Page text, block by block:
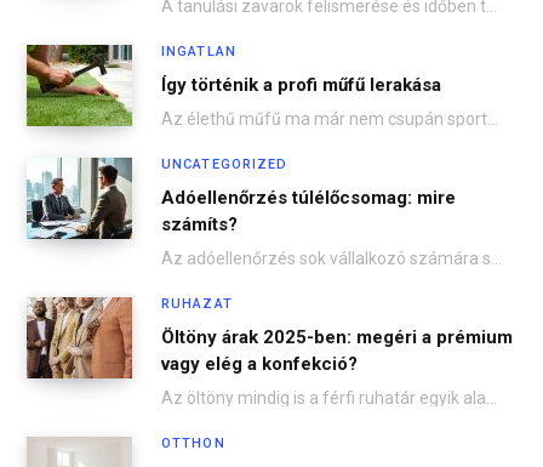
INGATLAN
Így történik a profi műfű lerakása
UNCATEGORIZED
Adóellenőrzés túlélőcsomag: mire
számíts?
RUHÁZAT
Öltöny árak 2025-ben: megéri a prémium
vagy elég a konfekció?
OTTHON